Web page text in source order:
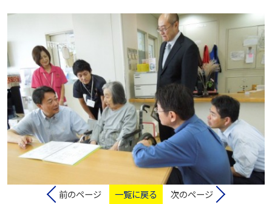
前のページ 一覧に戻る 次のページ